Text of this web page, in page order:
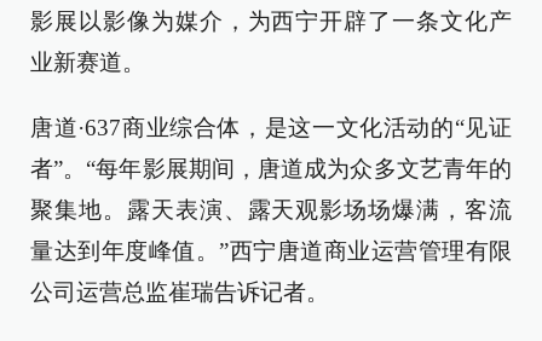
影展以影像为媒介，为西宁开辟了一条文化产
业新赛道。
唐道·637商业综合体，是这一文化活动的“见证
者”。“每年影展期间，唐道成为众多文艺青年的
聚集地。露天表演、露天观影场场爆满，客流
量达到年度峰值。”西宁唐道商业运营管理有限
公司运营总监崔瑞告诉记者。